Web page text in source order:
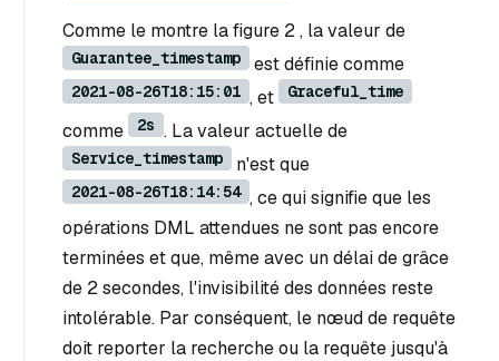
Comme le montre la figure 2 , la valeur de
Guarantee_timestamp est définie comme
2021-08-26T18:15:01 , et Graceful_time
comme 2s . La valeur actuelle de
Service_timestamp n'est que
2021-08-26T18:14:54 , ce qui signifie que les
opérations DML attendues ne sont pas encore
terminées et que, même avec un délai de grâce
de 2 secondes, l'invisibilité des données reste
intolérable. Par conséquent, le nœud de requête
doit reporter la recherche ou la requête jusqu'à